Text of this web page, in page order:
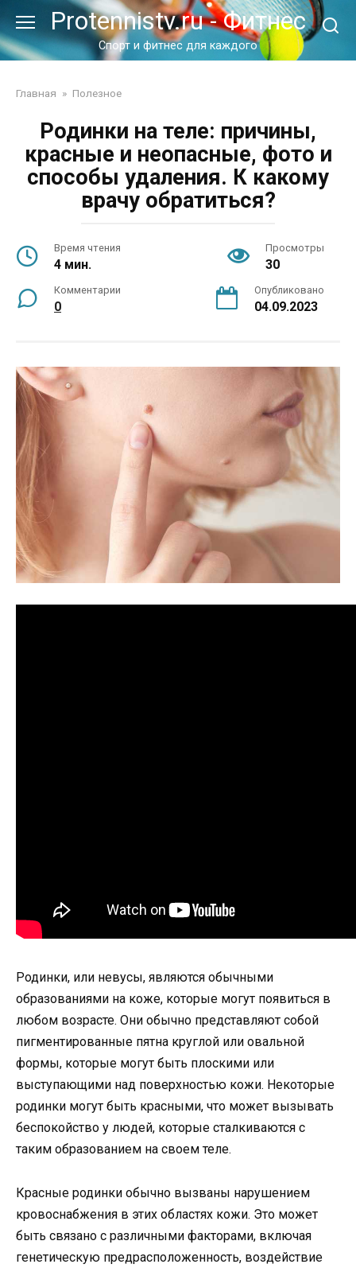
контенту
Protennistv.ru - Фитнес
Спорт и фитнес для каждого
Главная » Полезное
Родинки на теле: причины,
красные и неопасные, фото и
способы удаления. К какому
врачу обратиться?
Время чтения
4 мин.
Просмотры
30
Комментарии
0
Опубликовано
04.09.2023
Родинки, или невусы, являются обычными
образованиями на коже, которые могут появиться в
любом возрасте. Они обычно представляют собой
пигментированные пятна круглой или овальной
формы, которые могут быть плоскими или
выступающими над поверхностью кожи. Некоторые
родинки могут быть красными, что может вызывать
беспокойство у людей, которые сталкиваются с
таким образованием на своем теле.
Красные родинки обычно вызваны нарушением
кровоснабжения в этих областях кожи. Это может
быть связано с различными факторами, включая
генетическую предрасположенность, воздействие